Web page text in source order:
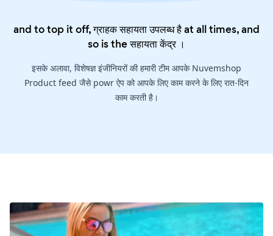
and to top it off, ग्राहक सहायता उपलब्ध है at all times, and
so is theसहायता केंद्र।
इसके अलावा, विशेषज्ञ इंजीनियरों की हमारी टीम आपके Nuvemshop
Product feed जैसे powr ऐप को आपके लिए काम करने के लिए रात-दिन
काम करती है।